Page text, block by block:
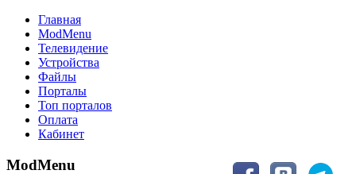
Главная
ModMenu
Телевидение
Устройства
Файлы
Порталы
Топ порталов
Оплата
Кабинет
ModMenu